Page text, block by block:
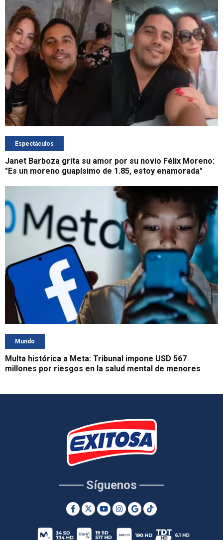
Espectáculos
Janet Barboza grita su amor por su novio Félix Moreno:
"Es un moreno guapísimo de 1.85, estoy enamorada"
Mundo
Multa histórica a Meta: Tribunal impone USD 567
millones por riesgos en la salud mental de menores
Síguenos